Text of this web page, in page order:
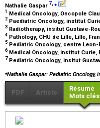
Nathalie Gaspar 7 ⁎
1 Medical Oncology, Oncopole
2 Paediatric Oncology, institut
3 Radiotherapy, insitut Gustave-
4 Pathology, CHU de Lille, Lille,
5 Pediatric Oncology, centre Leon-
6Medical Oncology, institut Curie,
7 Pediatric Oncology, insitut
⁎Nathalie Gaspar: Pediatric Oncology,
PDF Article
Résumé
Mots clés